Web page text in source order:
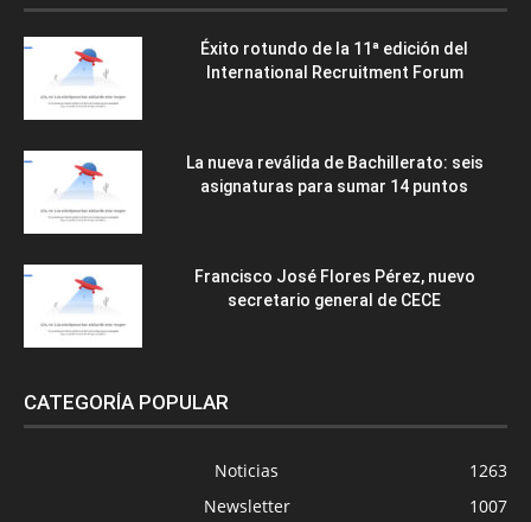
Éxito rotundo de la 11ª edición del
International Recruitment Forum
La nueva reválida de Bachillerato: seis
asignaturas para sumar 14 puntos
Francisco José Flores Pérez, nuevo
secretario general de CECE
CATEGORÍA POPULAR
Noticias
1263
Newsletter
1007